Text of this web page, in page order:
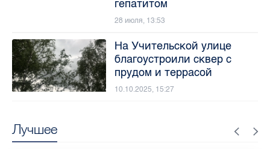
Лучшее
гепатитом
28 июля, 13:53
На Учительской улице
благоустроили сквер с
прудом и террасой
10.10.2025, 15:27